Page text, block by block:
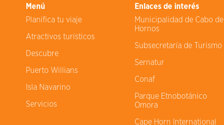
Menú
Planifica tu viaje
Atractivos turísticos
Descubre
Puerto Willians
Isla Navarino
Servicios
Enlaces de interés
Municipalidad de Cabo de
Hornos
Subsecretaría de Turismo
Sernatur
Conaf
Parque Etnobotánico
Omora
Cape Horn International